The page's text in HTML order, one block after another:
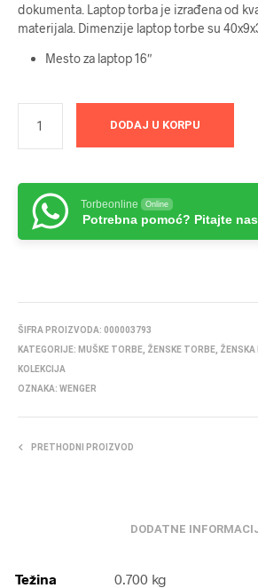
dokumenta. Laptop torba je izrađena od
materijala. Dimenzije laptop torbe su
Mesto za laptop 16″
DODAJ U KORPU
Torbeonline Online
Potrebna pomoć? Pitajte
ŠIFRA PROIZVODA: 000003793
KATEGORIJE: MUŠKE TORBE ŽENSKE TORBE ŽENSKA
KOLEKCIJA
OZNAKA: WENGER
PRETHODNI PROIZVOD
DODATNE
Težina 0.700 kg